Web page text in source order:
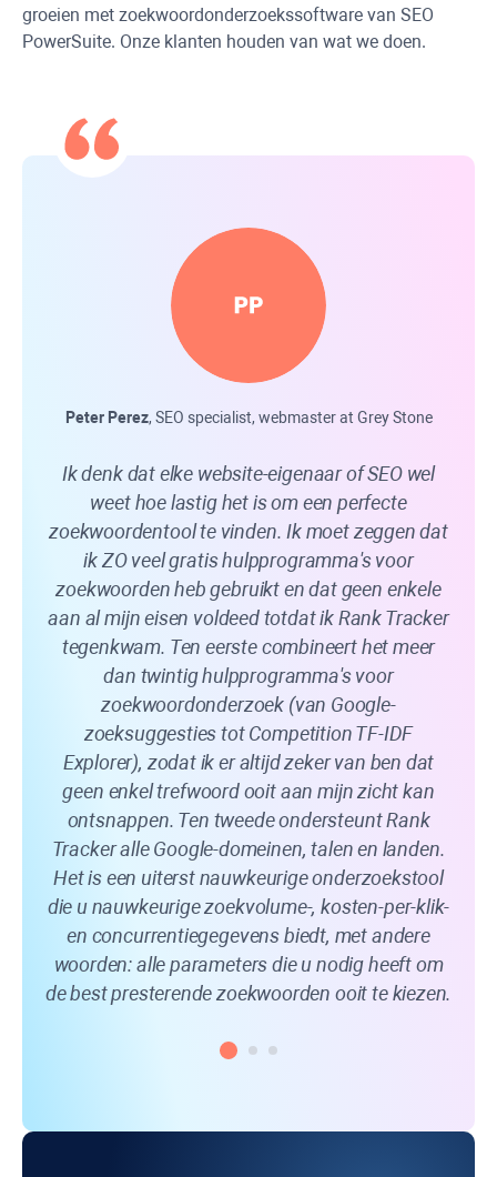
groeien met zoekwoordonderzoekssoftware van SEO
PowerSuite. Onze klanten houden van wat we doen.
Peter Perez, SEO specialist, webmaster at Grey Stone
Ik denk dat elke website-eigenaar of SEO wel
weet hoe lastig het is om een ​​perfecte
zoekwoordentool te vinden. Ik moet zeggen dat
ik ZO veel gratis hulpprogramma's voor
zoekwoorden heb gebruikt en dat geen enkele
aan al mijn eisen voldeed totdat ikRank Tracker
tegenkwam. Ten eerste combineert het meer
dan twintig hulpprogramma's voor
zoekwoordonderzoek (van Google-
zoeksuggesties tot Competition TF-IDF
Explorer), zodat ik er altijd zeker van ben dat
geen enkel trefwoord ooit aan mijn zicht kan
ontsnappen. Ten tweede ondersteuntRank
Trackeralle Google-domeinen, talen en landen.
Het is een uiterst nauwkeurige onderzoekstool
die u nauwkeurige zoekvolume-, kosten-per-klik-
en concurrentiegegevens biedt, met andere
woorden: alle parameters die u nodig heeft om
de best presterende zoekwoorden ooit te kiezen.